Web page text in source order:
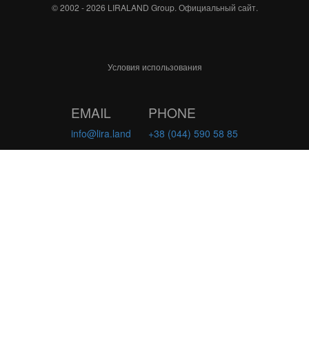
© 2002 - 2026 LIRALAND Group. Официальный сайт.
Условия использования
EMAIL
info@lira.land
PHONE
+38 (044) 590 58 85